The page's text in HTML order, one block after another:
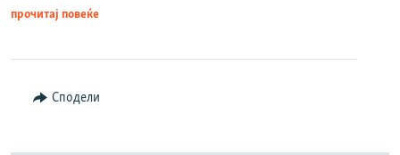
прочитај повеќе
Сподели